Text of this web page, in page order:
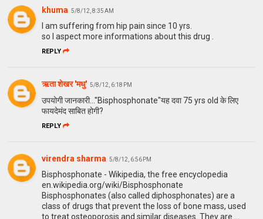
khuma 5/8/12, 8:35 AM
I am suffering from hip pain since 10 yrs.
so I aspect more informations about this drug .
REPLY
ऋता शेखर 'मधु' 5/8/12, 6:18 PM
उपयोगी जानकारी...''Bisphosphonate"यह दवा 75 yrs old के लिए
फायदेमंद साबित होगी?
REPLY
virendra sharma 5/8/12, 6:56 PM
Bisphosphonate - Wikipedia, the free encyclopedia
en.wikipedia.org/wiki/Bisphosphonate
Bisphosphonates (also called diphosphonates) are a
class of drugs that prevent the loss of bone mass, used
to treat osteoporosis and similar diseases. They are ...